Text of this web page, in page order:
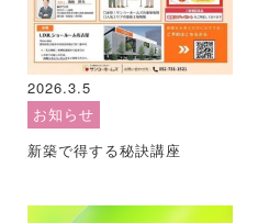
2026.3.5
お知らせ
新築で得する秘訣講座